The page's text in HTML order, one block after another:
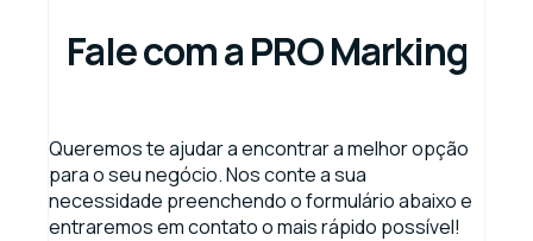
Fale com a PRO Marking
Queremos te ajudar a encontrar a melhor opção
para o seu negócio. Nos conte a sua
necessidade preenchendo o formulário abaixo e
entraremos em contato o mais rápido possível!